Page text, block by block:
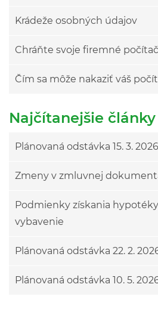
Krádeže osobných údajov
Chráňte svoje firemné
Čím sa môže nakaziť váš
Najčítanejšie články
Plánovaná odstávka 15. 3. 2026
Zmeny v zmluvnej
Podmienky získania
vybavenie
Plánovaná odstávka 22. 2.
Plánovaná odstávka 10. 5.